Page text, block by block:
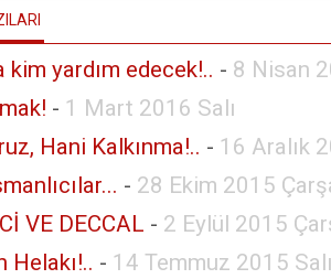
kim yardım edecek!.. - 8 Nisan
- 1 Mart 2016 Salı
Hani Kalkınma!.. - 16 Aralık
- 28 Ekim 2015
VE DECCAL - 2 Eylül 2015
Helakı!.. - 14 Temmuz 2015